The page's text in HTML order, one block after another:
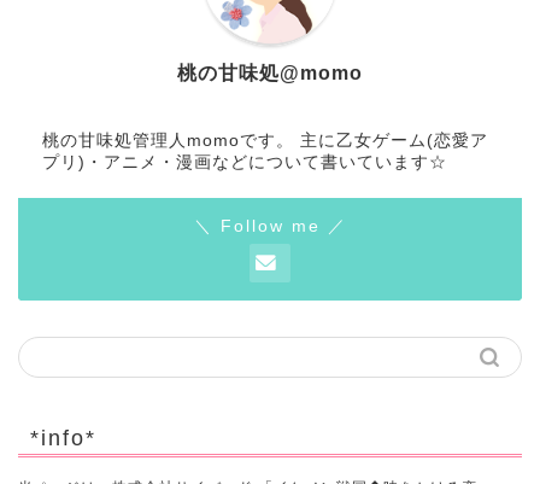
桃の甘味処@momo
桃の甘味処管理人momoです。 主に乙女ゲーム(恋愛ア
プリ)・アニメ・漫画などについて書いています☆
＼ Follow me ／
*info*